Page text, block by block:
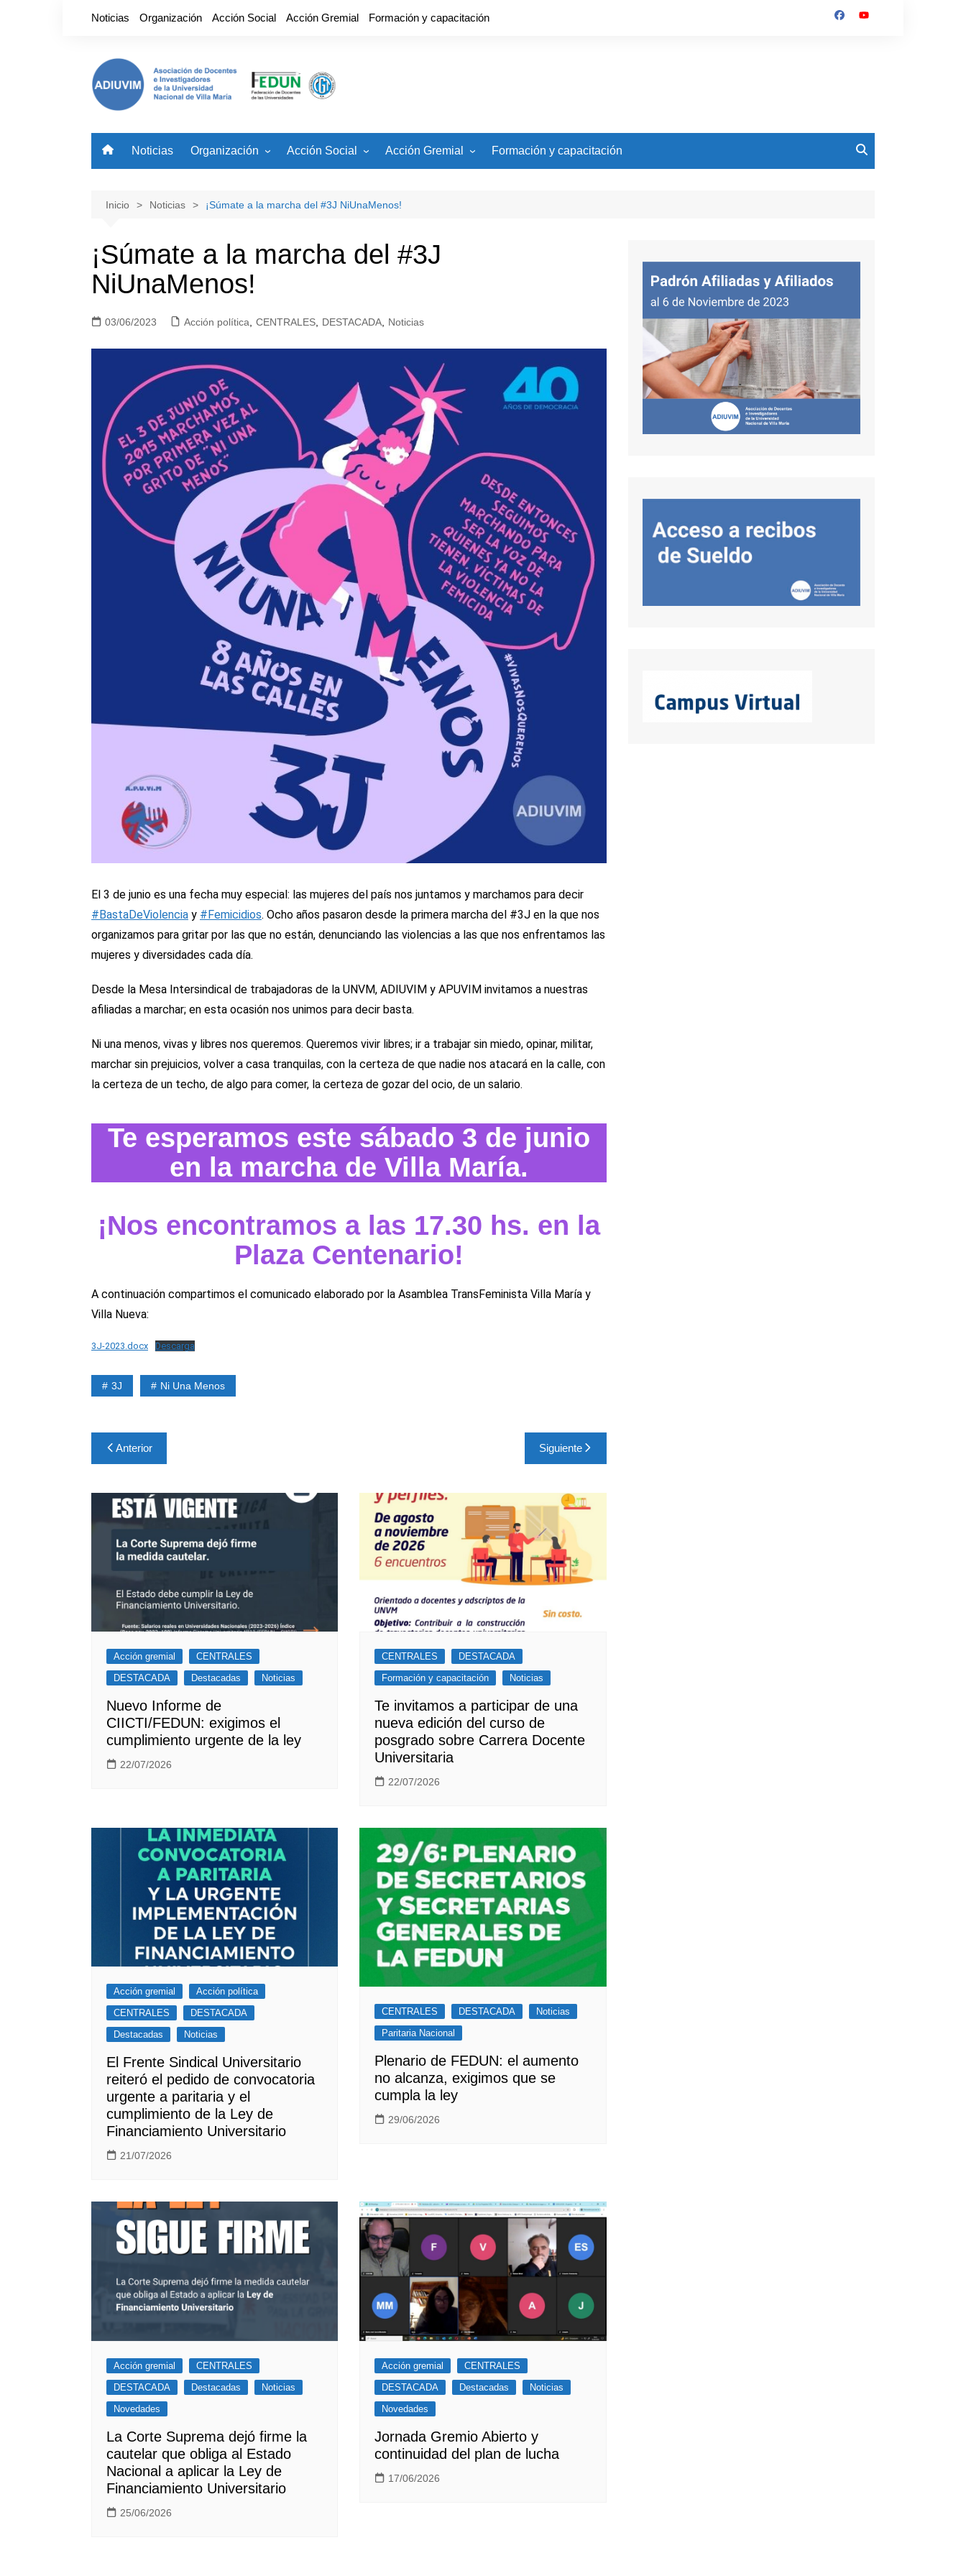
Noticias Organización Acción Social Acción Gremial Formación y capacitación
Noticias Organización
Autoridades
Acción Social
Novedades
Acción Gremial
Paritaria Local
Formación y capacitación
Inicio Noticias ¡Súmate a la marcha del #3J NiUnaMenos!
¡Súmate a la marcha del #3J
NiUnaMenos!
03/06/2023 Acción política CENTRALES DESTACADA Noticias
El 3 de junio es una fecha muy especial: las mujeres del país nos juntamos y marchamos para decir
#BastaDeViolencia y #Femicidios. Ocho años pasaron desde la primera marcha del #3J en la que nos
organizamos para gritar por las que no están, denunciando las violencias a las que nos enfrentamos las
mujeres y diversidades cada día.
Desde la Mesa Intersindical de trabajadoras de la UNVM, ADIUVIM y APUVIM invitamos a nuestras
afiliadas a marchar; en esta ocasión nos unimos para decir basta.
Ni una menos, vivas y libres nos queremos. Queremos vivir libres; ir a trabajar sin miedo, opinar, militar,
marchar sin prejuicios, volver a casa tranquilas, con la certeza de que nadie nos atacará en la calle, con
la certeza de un techo, de algo para comer, la certeza de gozar del ocio, de un salario.
Te esperamos este sábado 3 de junio
en la marcha de Villa María.
¡Nos encontramos a las 17.30 hs. en la
Plaza Centenario!
A continuación compartimos el comunicado elaborado por la Asamblea TransFeminista Villa María y
Villa Nueva:
3J-2023.docx Descarga
3J Ni Una Menos
Navegación
de
entradas
Anterior Siguiente
Acción gremial
CENTRALES
DESTACADA
Destacadas Noticias
Nuevo Informe de
CIICTI/FEDUN: exigimos el
cumplimiento urgente de la ley
22/07/2026
CENTRALES
DESTACADA
Formación y capacitación
Noticias
Te invitamos a participar de una
nueva edición del curso de
posgrado sobre Carrera Docente
Universitaria
22/07/2026
Acción gremial
Acción política
CENTRALES
DESTACADA
Destacadas
Noticias
El Frente Sindical Universitario
reiteró el pedido de convocatoria
urgente a paritaria y el
cumplimiento de la Ley de
Financiamiento Universitario
21/07/2026
CENTRALES DESTACADA
Noticias
Paritaria Nacional
Plenario de FEDUN: el aumento
no alcanza, exigimos que se
cumpla la ley
29/06/2026
Acción gremial
CENTRALES
DESTACADA
Destacadas
Noticias
Novedades
La Corte Suprema dejó firme la
cautelar que obliga al Estado
Nacional a aplicar la Ley de
Financiamiento Universitario
25/06/2026
Acción gremial
CENTRALES
DESTACADA
Destacadas
Noticias
Novedades
Jornada Gremio Abierto y
continuidad del plan de lucha
17/06/2026